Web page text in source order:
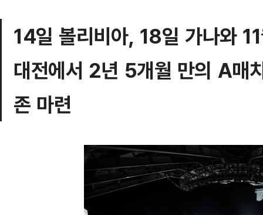
14일 볼리비아, 18일 가나와
대전에서 2년 5개월 만의 A매
존 마련